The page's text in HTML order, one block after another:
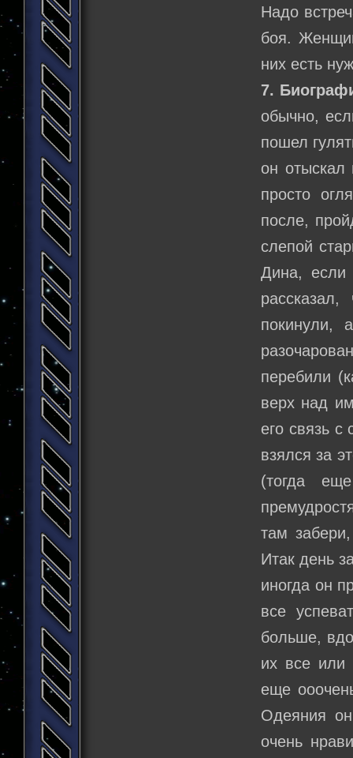
Надо
боя.
них есть
7.
обычно,
пошел
он отыскал
просто
после,
слепой
Дина, если
покинули,
перебили
верх над
его связь
взялся за
(тогда
там
Итак день
иногда он
все
больше,
их все или
еще
Одеяния
очень